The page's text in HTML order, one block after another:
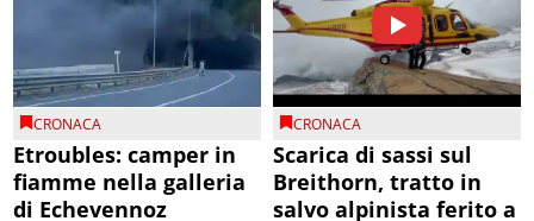
CRONACA
Etroubles: camper in
fiamme nella galleria
di Echevennoz
CRONACA
Scarica di sassi sul
Breithorn, tratto in
salvo alpinista ferito a